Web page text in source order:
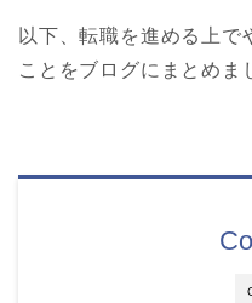
以下、転職を進める上で
ことをブログにまとめま